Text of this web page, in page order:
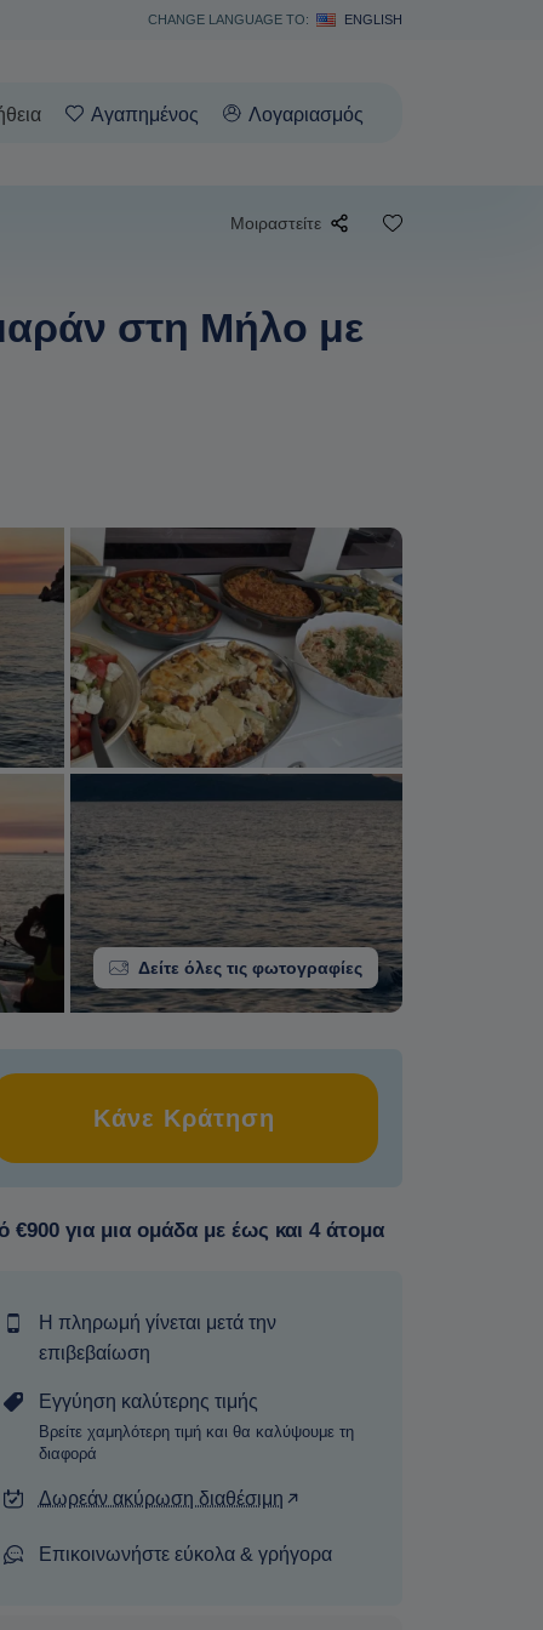
CHANGE LANGUAGE TO: ENGLISH
Αγαπημένος Λογαριασμός
Μοιραστείτε
στη Μήλο με
Δείτε όλες τις φωτογραφίες
Κάνε Κράτηση
€900 για μια ομάδα με έως και 4 άτομα
Η πληρωμή γίνεται μετά την
επιβεβαίωση
Εγγύηση καλύτερης τιμής
Βρείτε χαμηλότερη τιμή και θα καλύψουμε τη
διαφορά
Δωρεάν ακύρωση διαθέσιμη
Επικοινωνήστε εύκολα & γρήγορα